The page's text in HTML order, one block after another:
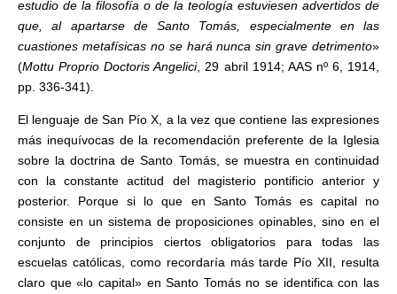
estudio de la filosofía o de la teología estuviesen advertidos de
que, al apartarse de Santo Tomás, especialmente en las
cuastiones metafísicas no se hará nunca sin grave detrimento»
(Mottu Proprio Doctoris Angelici, 29 abril 1914; AAS nº 6, 1914,
pp. 336-341).
El lenguaje de San Pío X, a la vez que contiene las expresiones
más inequívocas de la recomendación preferente de la Iglesia
sobre la doctrina de Santo Tomás, se muestra en continuidad
con la constante actitud del magisterio pontificio anterior y
posterior. Porque si lo que en Santo Tomás es capital no
consiste en un sistema de proposiciones opinables, sino en el
conjunto de principios ciertos obligatorios para todas las
escuelas católicas, como recordaría más tarde Pío XII, resulta
claro que «lo capital» en Santo Tomás no se identifica con las